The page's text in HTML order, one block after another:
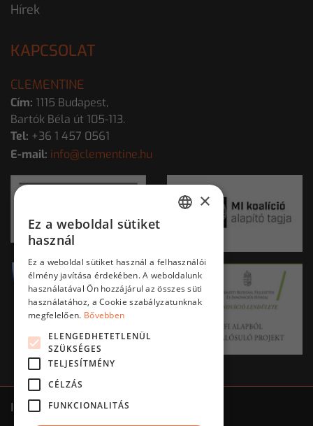
Hírek
KAPCSOLAT
CLEMENTINE
Cím: 1115 Budapest,
Bartók Béla út 105-113.
Tel: +36 1 457 0561
E-mail: info@clementine.hu
Impresszum
ÁSZF
×
Ez a weboldal sütiket
használ
Ez a weboldal sütiket használ a felhasználói
élmény javítása érdekében. A weboldalunk
használatával Ön hozzájárul az összes süti
használatához, a Cookie szabályzatunknak
megfelelően. Bővebben
ELENGEDHETETLENÜL
SZÜKSÉGES
TELJESÍTMÉNY
CÉLZÁS
FUNKCIONALITÁS